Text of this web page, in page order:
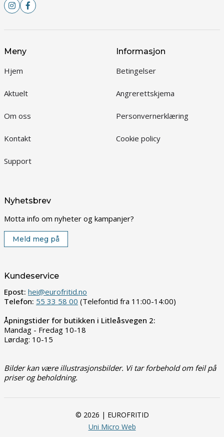
Meny
Hjem
Aktuelt
Om oss
Kontakt
Support
Informasjon
Betingelser
Angrerettskjema
Personvernerklæring
Cookie policy
Nyhetsbrev
Motta info om nyheter og kampanjer?
Meld meg på
Kundeservice
Epost: hei@eurofritid.no
Telefon: 55 33 58 00 (Telefontid fra 11:00-14:00)
Åpningstider for butikken i Litleåsvegen 2:
Mandag - Fredag 10-18
Lørdag: 10-15
Bilder kan være illustrasjonsbilder. Vi tar forbehold om feil på
priser og beholdning.
© 2026 | EUROFRITID
Uni Micro Web